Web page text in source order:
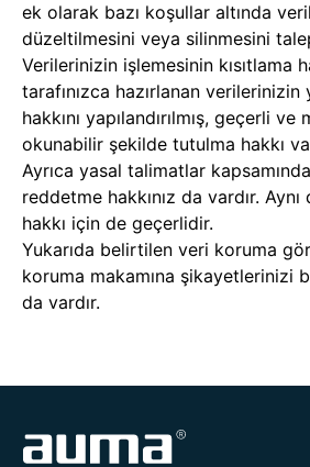
ek olarak bazı koşullar altında
düzeltilmesini veya silinmesini
Verilerinizin işlemesinin kısıtlama
tarafınızca hazırlanan verilerinizin
hakkını yapılandırılmış, geçerli ve
okunabilir şekilde tutulma hakkı
Ayrıca yasal talimatlar
reddetme hakkınız da vardır.
hakkı için de geçerlidir.
Yukarıda belirtilen veri koruma
koruma makamına şikayetlerinizi
da vardır.